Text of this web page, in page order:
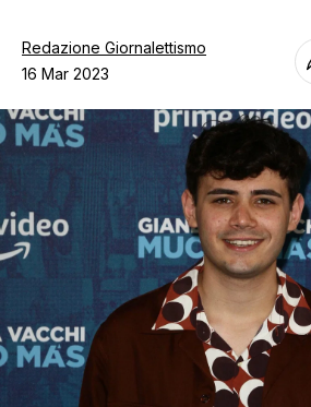
Redazione Giornalettismo
16 Mar 2023